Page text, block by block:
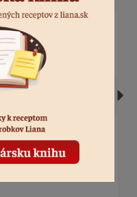
Vykrajovačka ovečka